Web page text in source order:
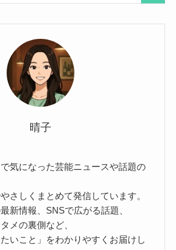
晴子
気になった芸能ニュースや話題の
さしくまとめて発信しています。
新情報、SNSで広がる話題、
メの裏側など、
たいこと」をわかりやすくお届けし